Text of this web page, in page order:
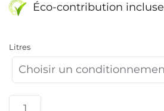
Éco-contribution incluse
Litres
quantité